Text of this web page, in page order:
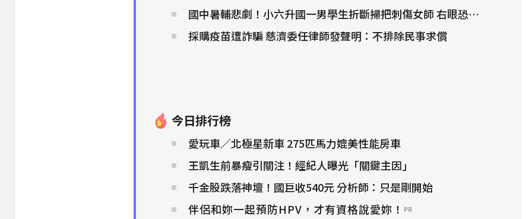
國中暑輔悲劇！小六升國一男學生折斷掃把刺傷女師 右眼恐失明
採購疫苗遭詐騙 慈濟委任律師發聲明：不排除民事求償
今日排行榜
愛玩車／北極星新車 275匹馬力媲美性能房車
王凱生前暴瘦引關注！經紀人曝光「關鍵主因」
千金股跌落神壇！國巨收540元 分析師：只是剛開始
伴侶和妳一起預防HPV，才有資格說愛妳！ PR